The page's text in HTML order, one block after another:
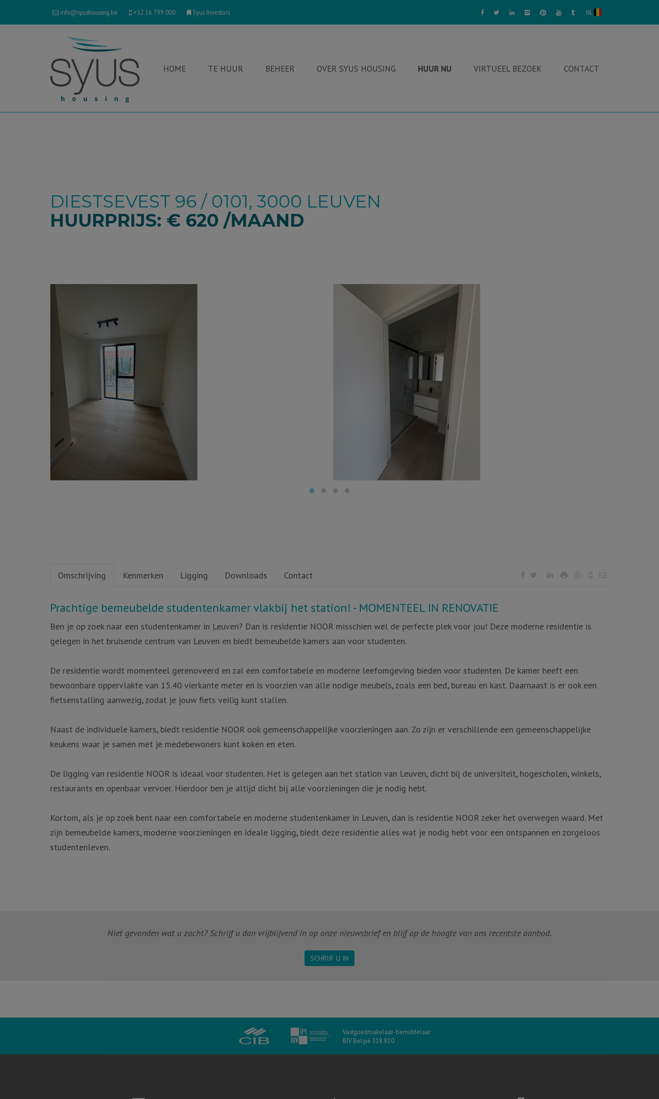
info@syushousing.be +32 16 799 000 Syus Investors NL
HOME TE HUUR BEHEER OVER SYUS HOUSING HUUR NU VIRTUEEL BEZOEK CONTACT
DIESTSEVEST 96 / 0101, 3000 LEUVEN
HUURPRIJS: € 620 /MAAND
Omschrijving Kenmerken Ligging Downloads Contact
Omschrijving
Prachtige bemeubelde studentenkamer vlakbij het station! - MOMENTEEL IN RENOVATIE
Ben je op zoek naar een studentenkamer in Leuven? Dan is residentie NOOR misschien wel de perfecte plek voor jou! Deze moderne residentie is
gelegen in het bruisende centrum van Leuven en biedt bemeubelde kamers aan voor studenten.
De residentie wordt momenteel gerenoveerd en zal een comfortabele en moderne leefomgeving bieden voor studenten. De kamer heeft een
bewoonbare oppervlakte van 15.40 vierkante meter en is voorzien van alle nodige meubels, zoals een bed, bureau en kast. Daarnaast is er ook een
fietsenstalling aanwezig, zodat je jouw fiets veilig kunt stallen.
Naast de individuele kamers, biedt residentie NOOR ook gemeenschappelijke voorzieningen aan. Zo zijn er verschillende een gemeenschappelijke
keukens waar je samen met je medebewoners kunt koken en eten.
De ligging van residentie NOOR is ideaal voor studenten. Het is gelegen aan het station van Leuven, dicht bij de universiteit, hogescholen, winkels,
restaurants en openbaar vervoer. Hierdoor ben je altijd dicht bij alle voorzieningen die je nodig hebt.
Kortom, als je op zoek bent naar een comfortabele en moderne studentenkamer in Leuven, dan is residentie NOOR zeker het overwegen waard. Met
zijn bemeubelde kamers, moderne voorzieningen en ideale ligging, biedt deze residentie alles wat je nodig hebt voor een ontspannen en zorgeloos
studentenleven.
Niet gevonden wat u zocht? Schrijf u dan vrijblijvend in op onze nieuwsbrief en blijf op de hoogte van ons recentste aanbod.
SCHRIJF U IN
Vastgoedmakelaar-bemiddelaar
BIV België 518.810